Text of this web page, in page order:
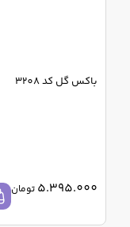
باکس گل کد 3208
5.395.000 تومان